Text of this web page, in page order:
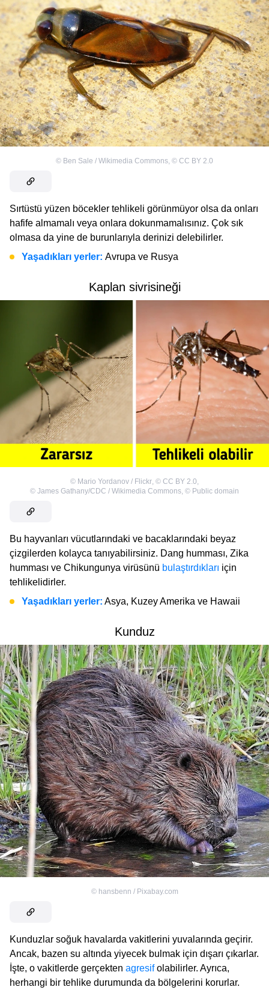
© Ben Sale / Wikimedia Commons © CC BY 2.0
Sırtüstü yüzen böcekler tehlikeli görünmüyor olsa da onları
hafife almamalı veya onlara dokunmamalısınız. Çok sık
olmasa da yine de burunlarıyla derinizi delebilirler.
Yaşadıkları yerler: Avrupa ve Rusya
Kaplan sivrisineği
© Mario Yordanov / Flickr, © CC BY 2.0,
© James Gathany/CDC / Wikimedia Commons, © Public domain
Bu hayvanları vücutlarındaki ve bacaklarındaki beyaz
çizgilerden kolayca tanıyabilirsiniz. Dang humması, Zika
humması ve Chikungunya virüsünü bulaştırdıkları için
tehlikelidirler.
Yaşadıkları yerler: Asya, Kuzey Amerika ve Hawaii
Kunduz
© hansbenn / Pixabay.com
Kunduzlar soğuk havalarda vakitlerini yuvalarında geçirir.
Ancak, bazen su altında yiyecek bulmak için dışarı çıkarlar.
İşte, o vakitlerde gerçekten agresifolabilirler. Ayrıca,
herhangi bir tehlike durumunda da bölgelerini korurlar.